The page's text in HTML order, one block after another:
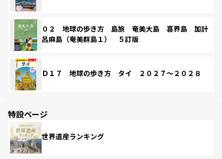
０２ 地球の歩き方 島旅 奄美大島 喜界島 加計
呂麻島（奄美群島１） ５訂版
Ｄ１７ 地球の歩き方 タイ ２０２７～２０２８
特設ページ
世界遺産ランキング